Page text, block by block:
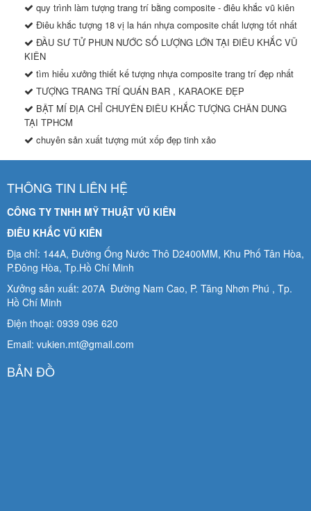
quy trình làm tượng trang trí bằng composite - điêu khắc vũ kiên
Điêu khắc tượng 18 vị la hán nhựa composite chất lượng tốt nhất
ĐẦU SƯ TỬ PHUN NƯỚC SỐ LƯỢNG LỚN TẠI ĐIÊU KHẮC VŨ
KIÊN
tìm hiểu xưởng thiết kế tượng nhựa composite trang trí đẹp nhất
TƯỢNG TRANG TRÍ QUÁN BAR , KARAOKE ĐẸP
BẬT MÍ ĐỊA CHỈ CHUYÊN ĐIÊU KHẮC TƯỢNG CHÂN DUNG
TẠI TPHCM
chuyên sản xuất tượng mút xốp đẹp tinh xảo
THÔNG TIN LIÊN HỆ
CÔNG TY TNHH MỸ THUẬT VŨ KIÊN
ĐIÊU KHẮC VŨ KIÊN
Địa chỉ: 144A, Đường Ống Nước Thô D2400MM, Khu Phố Tân Hòa,
P.Đông Hòa, Tp.Hồ Chí Minh
Xưởng sản xuất: 207A Đường Nam Cao, P. Tăng Nhơn Phú , Tp.
Hồ Chí Minh
Điện thoại: 0939 096 620
Email: vukien.mt@gmail.com
BẢN ĐỒ